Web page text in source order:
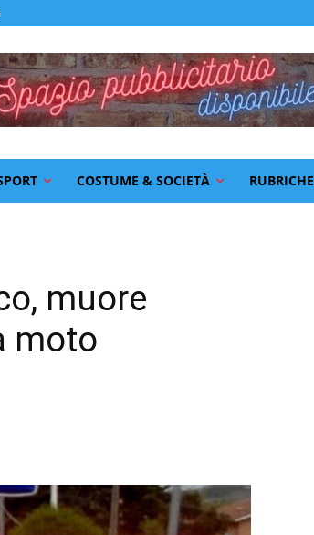
COSTUME & SOCIETÀ RUBRICHE
muore
moto